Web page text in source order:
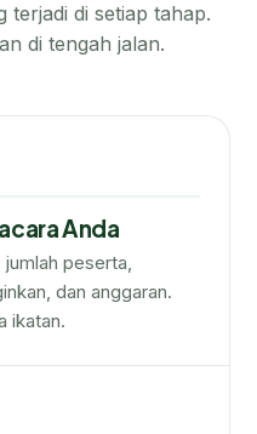
terjadi di setiap tahap.
di tengah jalan.
Anda
jumlah peserta,
dan anggaran.
ikatan.